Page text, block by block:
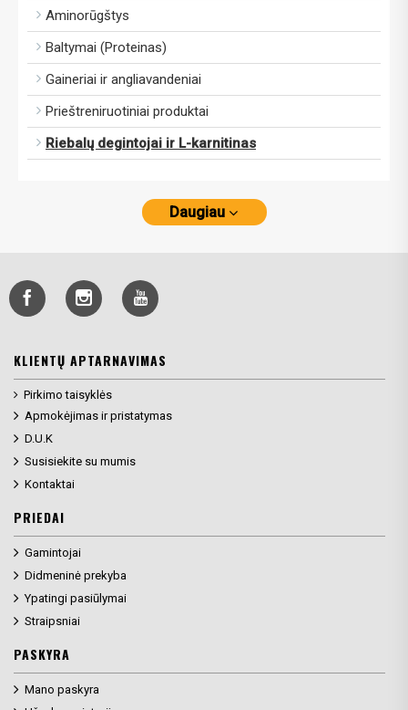
Aminorūgštys
Baltymai (Proteinas)
Gaineriai ir angliavandeniai
Prieštreniruotiniai produktai
Riebalų degintojai ir L-karnitinas
Daugiau
KLIENTŲ APTARNAVIMAS
Pirkimo taisyklės
Apmokėjimas ir pristatymas
D.U.K
Susisiekite su mumis
Kontaktai
PRIEDAI
Gamintojai
Didmeninė prekyba
Ypatingi pasiūlymai
Straipsniai
PASKYRA
Mano paskyra